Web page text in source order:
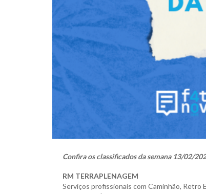
Confira os classificados da semana 13/02/
RM TERRAPLENAGEM
Serviços profissionais com Caminhão, Retro